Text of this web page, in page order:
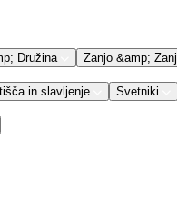
Družina Zanjo &amp; Zanj
in slavljenje Svetniki